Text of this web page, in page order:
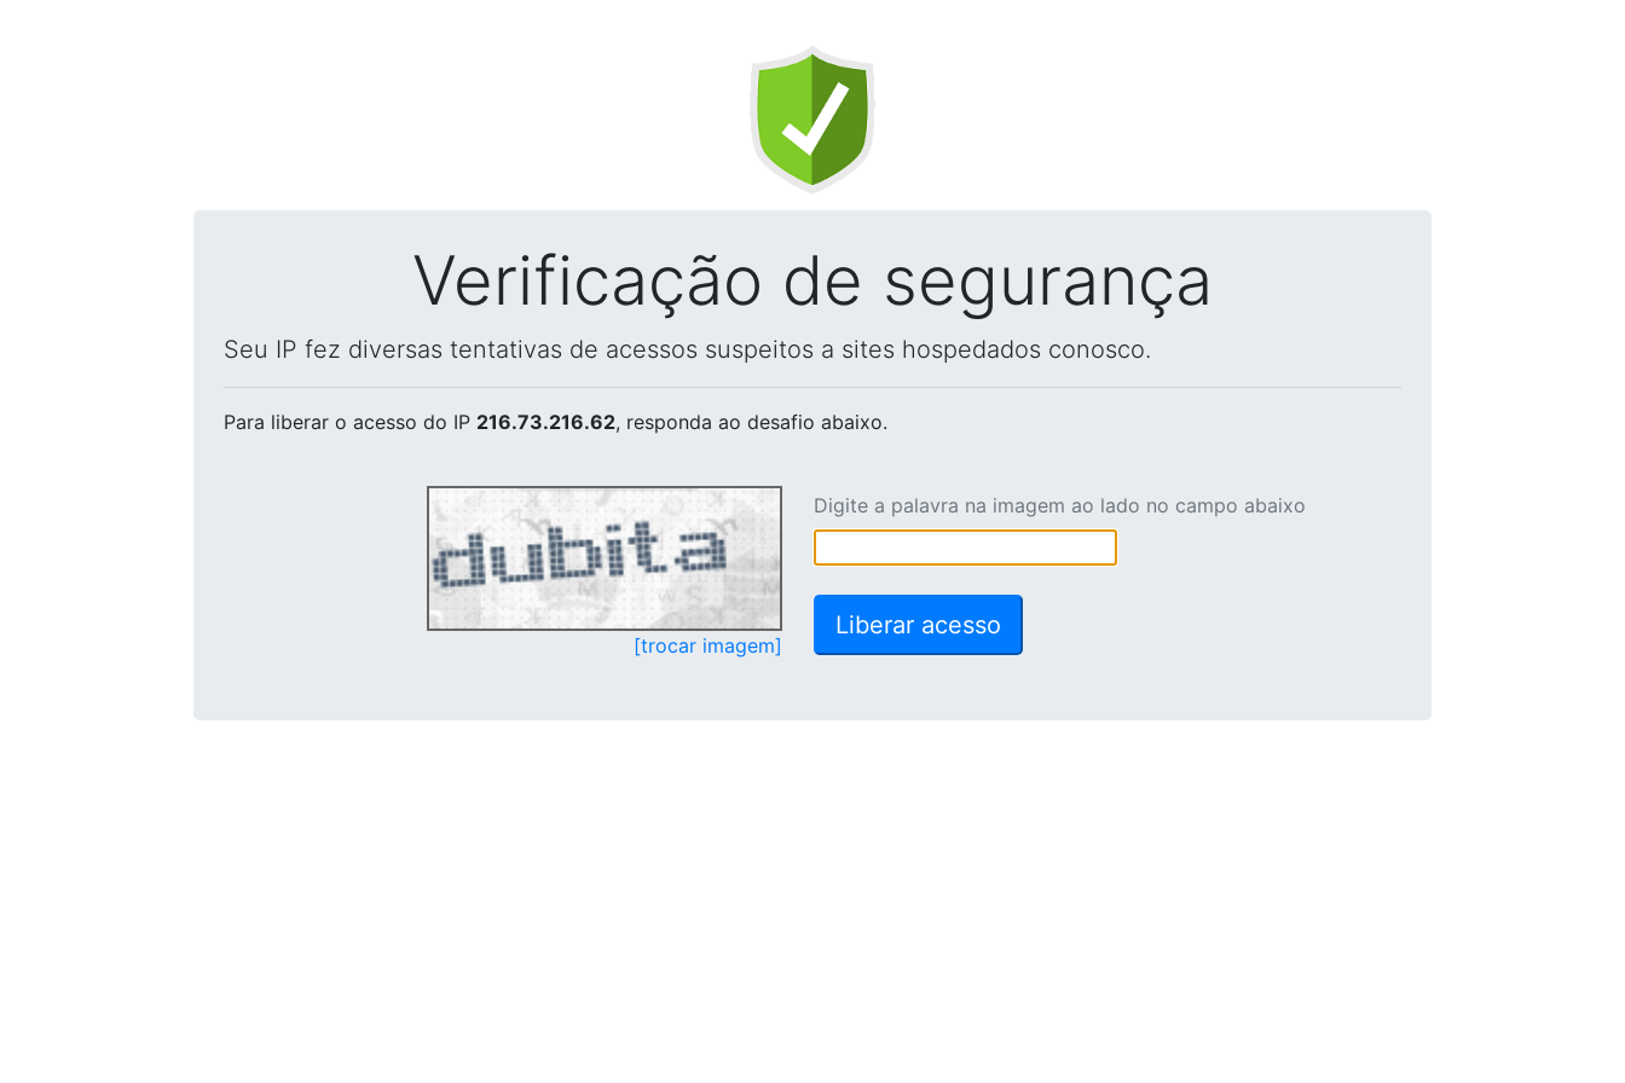
Verificação de segurança
Seu IP fez diversas tentativas de acessos suspeitos a sites hospedados conosco.
Para liberar o acesso do IP 216.73.216.62, responda ao desafio abaixo.
[trocar imagem]
Digite a palavra na imagem ao lado no campo abaixo